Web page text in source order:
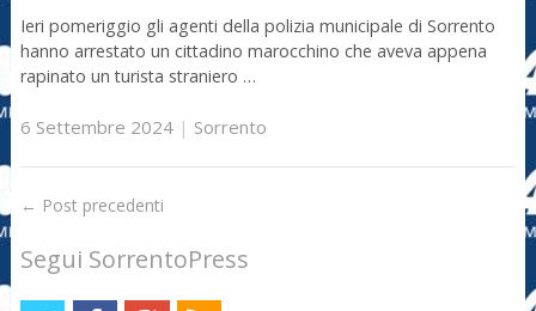
Ieri pomeriggio gli agenti della polizia municipale di Sorrento
hanno arrestato un cittadino marocchino che aveva appena
rapinato un turista straniero …
6 Settembre 2024| Sorrento
← Post precedenti
Segui SorrentoPress